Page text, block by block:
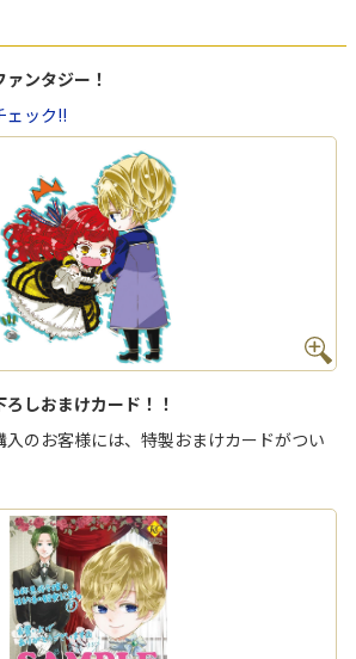
ンタジー！
ェック!!
しおまけカード！！
のお客様には、特製おまけカードがつい